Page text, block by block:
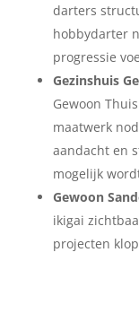
darters
hobbydarter
progressie
Gezinshuis
Gewoon
maatwerk
aandacht en
mogelijk
Gewoon
ikigai
projecten